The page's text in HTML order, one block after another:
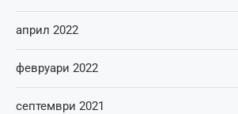
април 2022
февруари 2022
септември 2021